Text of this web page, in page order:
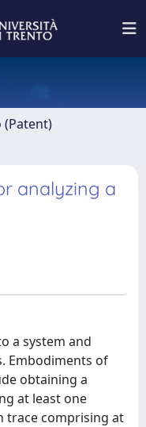
(Patent)
analyzing a
a system and
Embodiments of
obtaining a
at least one
trace comprising at